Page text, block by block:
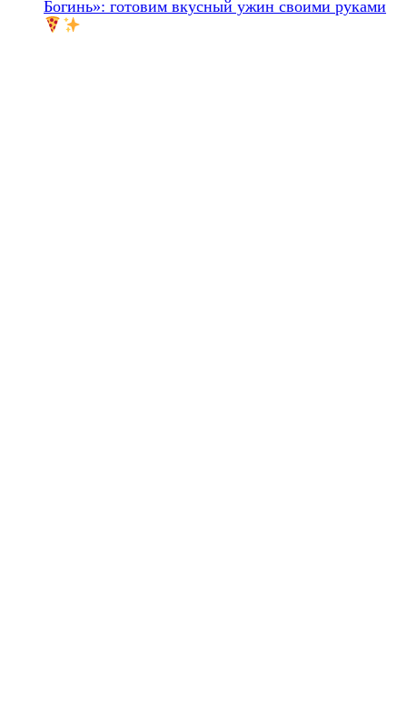
Богинь»: готовим вкусный ужин своими руками